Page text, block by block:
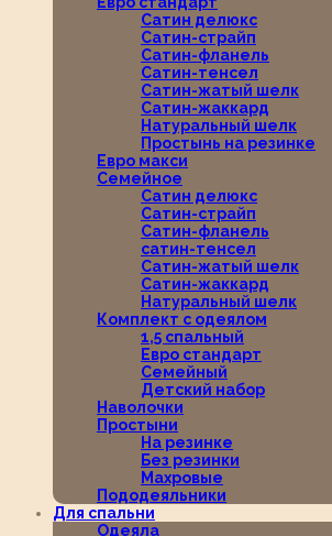
Сатин делюкс
Сатин-страйп
Сатин-фланель
Сатин-тенсел
Сатин-жатый шелк
Сатин-жаккард
Натуральный шелк
Простынь на резинке
Евро макси
Семейное
Сатин делюкс
Сатин-страйп
Сатин-фланель
сатин-тенсел
Сатин-жатый шелк
Сатин-жаккард
Натуральный шелк
Комплект с одеялом
1,5 спальный
Евро стандарт
Семейный
Детский набор
Наволочки
Простыни
На резинке
Без резинки
Махровые
Пододеяльники
Для спальни
Одеяла